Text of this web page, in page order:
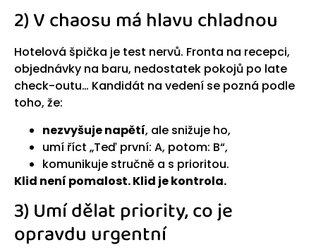
2) V chaosu má hlavu chladnou
Hotelová špička je test nervů. Fronta na recepci,
objednávky na baru, nedostatek pokojů po late
check-outu… Kandidát na vedení se pozná podle
toho, že:
nezvyšuje napětí, ale snižuje ho,
umí říct „Teď první: A, potom: B“,
komunikuje stručně a s prioritou.
Klid není pomalost. Klid je kontrola.
3) Umí dělat priority, co je
opravdu urgentní